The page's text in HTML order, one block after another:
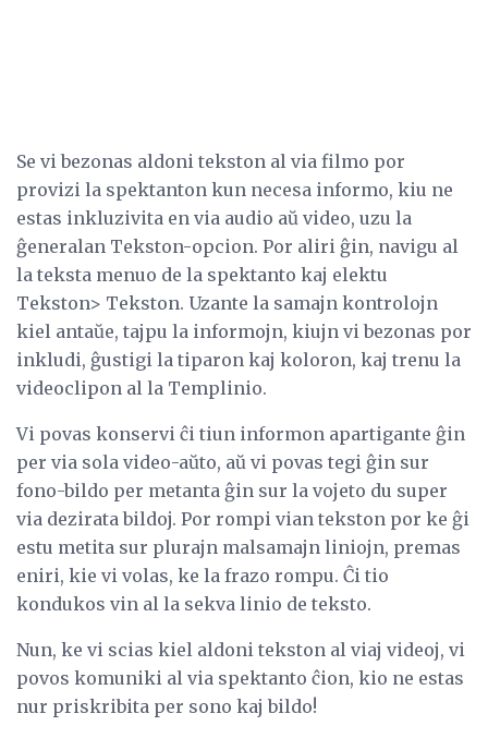
Se vi bezonas aldoni tekston al via filmo por
provizi la spektanton kun necesa informo, kiu ne
estas inkluzivita en via audio aŭ video, uzu la
ĝeneralan Tekston-opcion. Por aliri ĝin, navigu al
la teksta menuo de la spektanto kaj elektu
Tekston> Tekston. Uzante la samajn kontrolojn
kiel antaŭe, tajpu la informojn, kiujn vi bezonas por
inkludi, ĝustigi la tiparon kaj koloron, kaj trenu la
videoclipon al la Templinio.
Vi povas konservi ĉi tiun informon apartigante ĝin
per via sola video-aŭto, aŭ vi povas tegi ĝin sur
fono-bildo per metanta ĝin sur la vojeto du super
via dezirata bildoj. Por rompi vian tekston por ke ĝi
estu metita sur plurajn malsamajn liniojn, premas
eniri, kie vi volas, ke la frazo rompu. Ĉi tio
kondukos vin al la sekva linio de teksto.
Nun, ke vi scias kiel aldoni tekston al viaj videoj, vi
povos komuniki al via spektanto ĉion, kio ne estas
nur priskribita per sono kaj bildo!